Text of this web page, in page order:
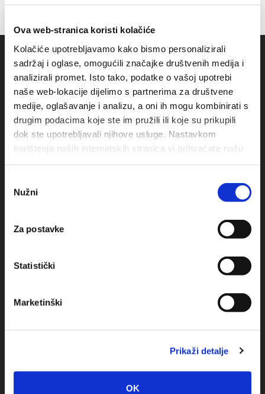
Ova web-stranica koristi kolačiće
Kolačiće upotrebljavamo kako bismo personalizirali
sadržaj i oglase, omogućili značajke društvenih medija i
analizirali promet. Isto tako, podatke o vašoj upotrebi
naše web-lokacije dijelimo s partnerima za društvene
medije, oglašavanje i analizu, a oni ih mogu kombinirati s
drugim podacima koje ste im pružili ili koje su prikupili
dok ste upotrebljavali njihove usluge. Nastavkom
korištenja naših internetskih stranica vi prihvaćate našu
pristanka
Nužni
Za postavke
Statistički
Marketinški
Prikaži detalje
OK
info@baskavoda.hr
Destination